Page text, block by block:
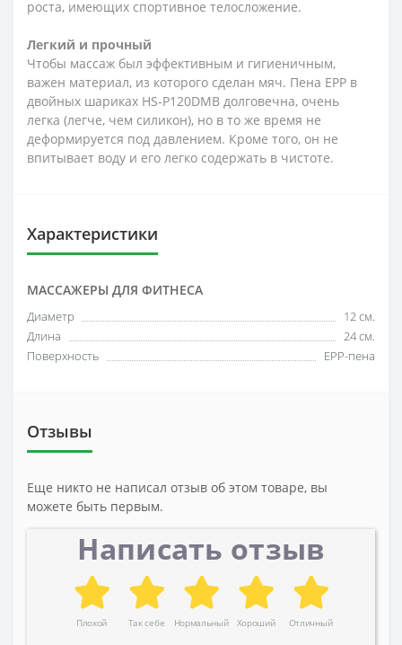
роста, имеющих спортивное телосложение.
Легкий и прочный
Чтобы массаж был эффективным и гигиеничным,
важен материал, из которого сделан мяч. Пена EPP в
двойных шариках HS-P120DMB долговечна, очень
легка (легче, чем силикон), но в то же время не
деформируется под давлением. Кроме того, он не
впитывает воду и его легко содержать в чистоте.
Характеристики
МАССАЖЕРЫ ДЛЯ ФИТНЕСА
Диаметр
12 см.
Длина
24 см.
Поверхность
EPP-пена
Отзывы
Еще никто не написал отзыв об этом товаре, вы
можете быть первым.
Написать отзыв
Плохой Так себе Нормальный Хороший Отличный